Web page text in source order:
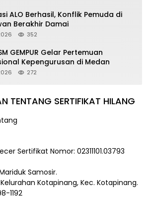
ALO Berhasil, Konflik Pemuda di
Berakhir Damai
352
GEMPUR Gelar Pertemuan
Kepengurusan di Medan
272
TENTANG SERTIFIKAT HILANG
Sertifikat Nomor: 02311101.03793
Samosir.
Kotapinang, Kec. Kotapinang.
1192